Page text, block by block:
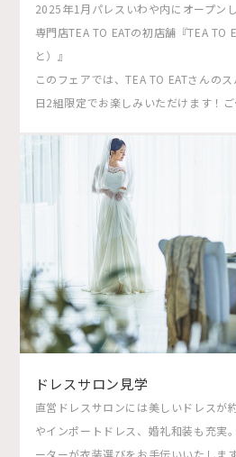
2025年1月パレスいわや内にオープン
専門店TEA TO EATの初店舗『TEA TO
と）』
このフェアでは、TEA TO EATさんの
日2組限定でお楽しみいただけます！ご
ドレスサロン見学
直営ドレスサロンには美しいドレスが
やインポートドレス、婚礼和装も充実